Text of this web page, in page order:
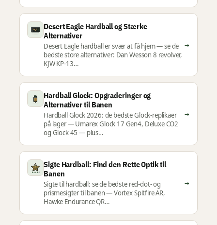
Desert Eagle Hardball og Stærke
Alternativer
Desert Eagle hardball er svær at få hjem — se de
bedste store alternativer: Dan Wesson 8 revolver,
KJW KP-13…
→
Hardball Glock: Opgraderinger og
Alternativer til Banen
Hardball Glock 2026: de bedste Glock-replikaer
på lager — Umarex Glock 17 Gen4, Deluxe CO2
og Glock 45 — plus…
→
Sigte Hardball: Find den Rette Optik til
Banen
Sigte til hardball: se de bedste red-dot- og
prismesigter til banen — Vortex Spitfire AR,
Hawke Endurance QR…
→